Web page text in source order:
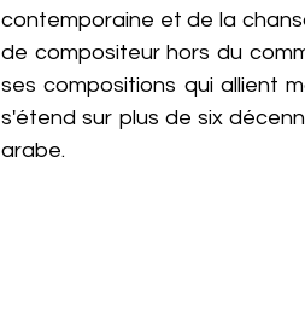
contemporaine et de la
de compositeur hors du
ses compositions qui allient
s'étend sur plus de six
arabe.